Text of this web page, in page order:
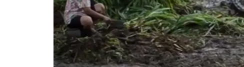
ดาวน์โหลดสนุกแอปฟรี ติดตามสนุกโซเชียลได้ที่
สงวนลิขสิทธิ์ ©2569บริษัท อิมเมจ ฟิวเจอร์ (ประเทศไทย) จำกัด